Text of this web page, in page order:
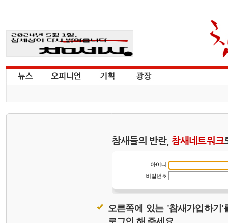
참새들의 반란, 참새네트워크
오른쪽에 있는 '참새가입하기